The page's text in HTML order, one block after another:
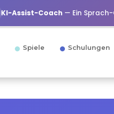
KI-Assist-Coach — Ein
Spiele Schulungen